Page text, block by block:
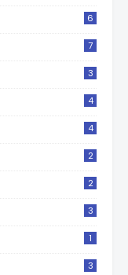
6
7
3
4
4
2
2
3
1
3